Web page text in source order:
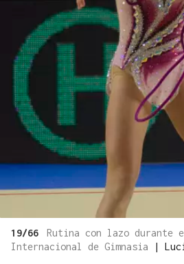
19/66
Rutina con lazo durante
Internacional de Gimnasia
|